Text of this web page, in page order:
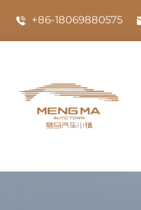
+86-18069880575